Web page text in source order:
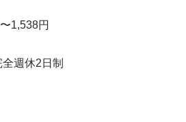
1,538円
週休2日制